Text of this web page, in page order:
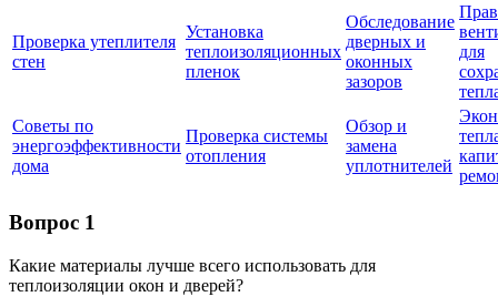
Проверка утеплителя
стен
Установка
теплоизоляционных
пленок
Обследование
дверных и
оконных
зазоров
для
Советы по
энергоэффективности
дома
Проверка системы
отопления
Обзор и
замена
уплотнителей
Вопрос 1
Какие материалы лучше всего использовать для
теплоизоляции окон и дверей?